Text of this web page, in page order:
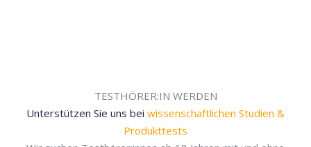
TESTHÖRER:IN WERDEN
Unterstützen Sie uns bei wissenschaftlichen Studien &
Produkttests